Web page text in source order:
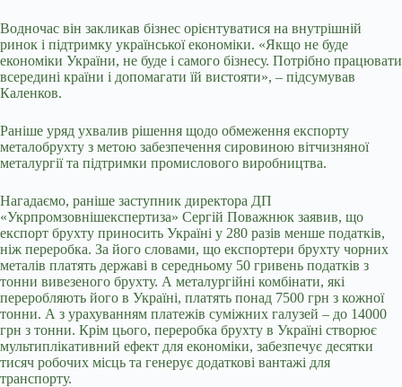
Водночас він закликав бізнес орієнтуватися на внутрішній
ринок і підтримку української економіки. «Якщо не буде
економіки України, не буде і самого бізнесу. Потрібно працювати
всередині країни і допомагати їй вистояти», – підсумував
Каленков.
Раніше уряд ухвалив рішення щодо обмеження експорту
металобрухту з метою забезпечення сировиною вітчизняної
металургії та підтримки промислового виробництва.
Нагадаємо, раніше заступник директора ДП
«Укрпромзовнішекспертиза» Сергій Поважнюк заявив, що
експорт брухту приносить Україні у 280 разів менше податків,
ніж переробка. За його словами, що експортери брухту чорних
металів платять державі в середньому 50 гривень податків з
тонни вивезеного брухту. А металургійні комбінати, які
переробляють його в Україні, платять понад 7500 грн з кожної
тонни. А з урахуванням платежів суміжних галузей – до 14000
грн з тонни. Крім цього, переробка брухту в Україні створює
мультиплікативний ефект для економіки, забезпечує десятки
тисяч робочих місць та генерує додаткові вантажі для
транспорту.